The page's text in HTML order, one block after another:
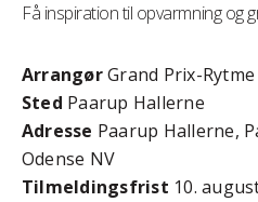
Få inspiration til opvarmning og
ArrangørGrand Prix-
Sted Paarup Hallerne
Adresse Paarup Hallerne,
Odense NV
Tilmeldingsfrist 10.